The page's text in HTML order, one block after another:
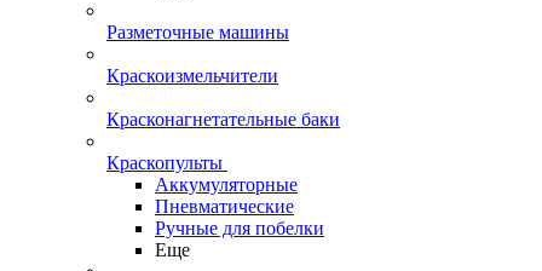
Разметочные машины
Краскоизмельчители
Красконагнетательные баки
Краскопульты
Аккумуляторные
Пневматические
Ручные для побелки
Еще